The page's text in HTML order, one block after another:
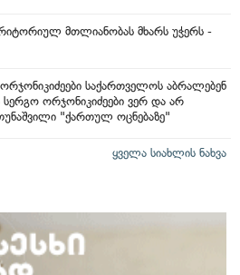
მთლიანობას მხარს უჭერს -
საქართველოს აბრალებენ
სერგო ორჯონიკიძეები ვერ და არ
"ქართულ ოცნებაზე"
ყველა სიახლის ნახვა